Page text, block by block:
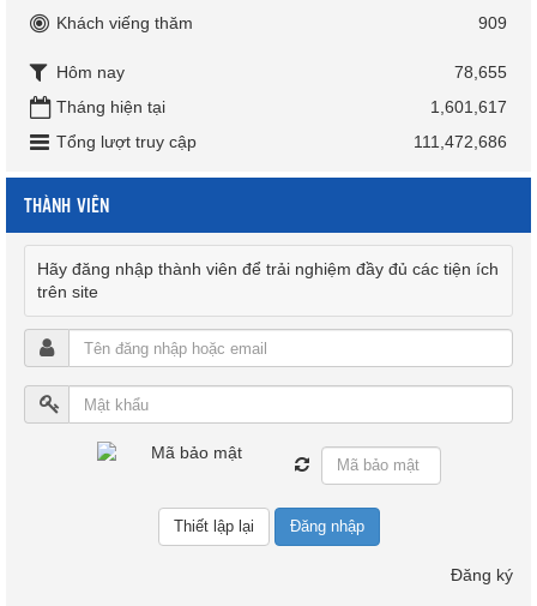
Khách viếng thăm
909
Hôm nay
78,655
Tháng hiện tại
1,601,617
Tổng lượt truy cập
111,472,686
THÀNH VIÊN
Hãy đăng nhập thành viên để trải nghiệm đầy đủ các tiện ích
trên site
Đăng nhập
Đăng ký